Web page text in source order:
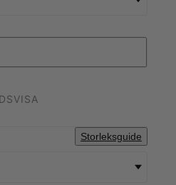
Storleksguide